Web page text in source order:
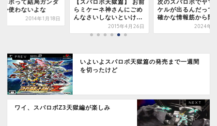
パロボ天獄篇】 お前
ケーネ神さんにごめ
さいしないといけ...
2015年4月26日
次のスパロボでヤマトタ
ケルが出るんだってさ、
確かな情報筋から聞いた
2024年1月2日
スパロボでもう後半
と感じる瞬間
2019年4
いよいよスパロボ天獄篇の発売まで一週間
を切ったけど
ワイ、スパロボZ3天獄編が楽しみ